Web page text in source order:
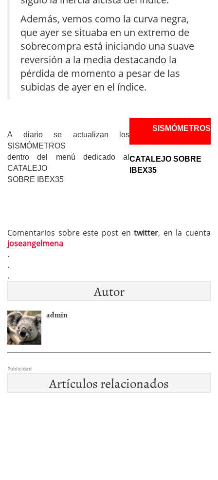
Además, vemos como la curva negra,
que ayer se situaba en un extremo de
sobrecompra está iniciando una suave
reversión a la media destacando la
pérdida de momento a pesar de las
subidas de ayer en el índice.
A diario se actualizan los
SISMÓMETROS
dentro del menú dedicado al
CATALEJO
SOBRE IBEX35
SISMÓMETROS
CATALEJO SOBRE
IBEX35
Comentarios sobre este post entwitter, en la cuenta
joseangelmena
.
.
.
Autor
admin
Publicidad
Artículos relacionados